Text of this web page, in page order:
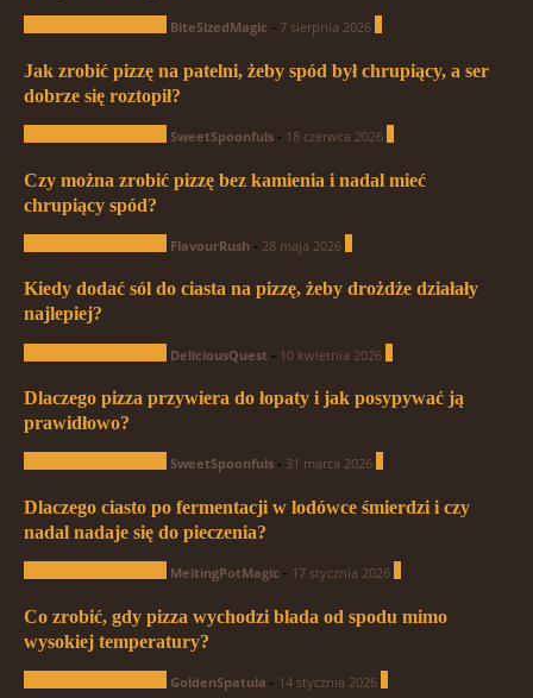
BiteSizedMagic - 7 sierpnia 2026
Jak zrobić pizzę na patelni, żeby spód był chrupiący, a ser
dobrze się roztopił?
SweetSpoonfuls - 18 czerwca 2026
Czy można zrobić pizzę bez kamienia i nadal mieć
chrupiący spód?
FlavourRush - 28 maja 2026
Kiedy dodać sól do ciasta na pizzę, żeby drożdże działały
najlepiej?
DeliciousQuest - 10 kwietnia 2026
Dlaczego pizza przywiera do łopaty i jak posypywać ją
prawidłowo?
SweetSpoonfuls - 31 marca 2026
Dlaczego ciasto po fermentacji w lodówce śmierdzi i czy
nadal nadaje się do pieczenia?
MeltingPotMagic - 17 stycznia 2026
Co zrobić, gdy pizza wychodzi blada od spodu mimo
wysokiej temperatury?
GoldenSpatula - 14 stycznia 2026